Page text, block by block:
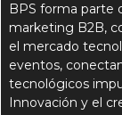
BPS forma parte
marketing B2B,
el mercado
eventos,
tecnológicos
Innovación y el